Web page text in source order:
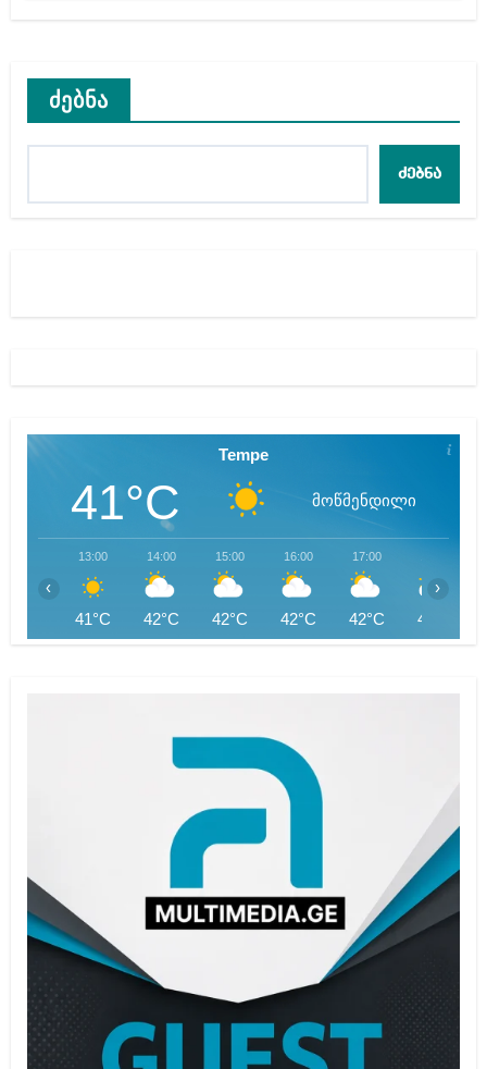
ძებნა
ძებნა
Tempe
41°C მოწმენდილი
13:00
41°C
14:00
42°C
15:00
42°C
16:00
42°C
17:00
42°C 41°C
‹ ›